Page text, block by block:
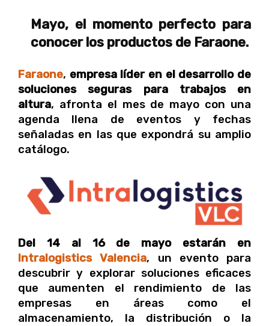
Mayo, el momento perfecto para
conocer los productos de Faraone.
Faraone, empresa líder en el desarrollo de
soluciones seguras para trabajos en
altura, afronta el mes de mayo con una
agenda llena de eventos y fechas
señaladas en las que expondrá su amplio
catálogo.
Del 14 al 16 de mayo estarán en
Intralogistics Valencia, un evento para
descubrir y explorar soluciones eficaces
que aumenten el rendimiento de las
empresas en áreas como el
almacenamiento, la distribución o la